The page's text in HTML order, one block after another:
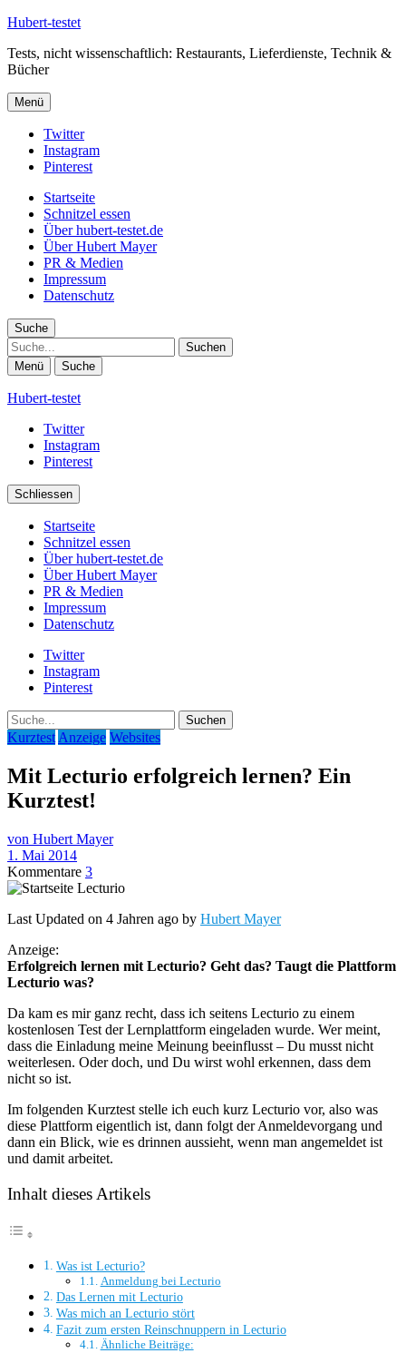
Hubert-testet
Tests, nicht wissenschaftlich: Restaurants, Lieferdienste, Technik &
Bücher
Menü
Twitter
Instagram
Pinterest
Startseite
Schnitzel essen
Über hubert-testet.de
Über Hubert Mayer
PR & Medien
Impressum
Datenschutz
Suche
Suche
Menü Suche
Hubert-testet
Twitter
Instagram
Pinterest
Schliessen
Startseite
Schnitzel essen
Über hubert-testet.de
Über Hubert Mayer
PR & Medien
Impressum
Datenschutz
Twitter
Instagram
Pinterest
Suche
Kurztest Anzeige Websites
Mit Lecturio erfolgreich lernen? Ein
Kurztest!
von Hubert Mayer
1. Mai 2014
Kommentare 3
Last Updated on 4 Jahren ago by Hubert Mayer
Anzeige:
Erfolgreich lernen mit Lecturio? Geht das? Taugt die Plattform
Lecturio was?
Da kam es mir ganz recht, dass ich seitens Lecturio zu einem
kostenlosen Test der Lernplattform eingeladen wurde. Wer meint,
dass die Einladung meine Meinung beeinflusst – Du musst nicht
weiterlesen. Oder doch, und Du wirst wohl erkennen, dass dem
nicht so ist.
Im folgenden Kurztest stelle ich euch kurz Lecturio vor, also was
diese Plattform eigentlich ist, dann folgt der Anmeldevorgang und
dann ein Blick, wie es drinnen aussieht, wenn man angemeldet ist
und damit arbeitet.
Inhalt dieses Artikels
Was ist Lecturio?
Anmeldung bei Lecturio
Das Lernen mit Lecturio
Was mich an Lecturio stört
Fazit zum ersten Reinschnuppern in Lecturio
Ähnliche Beiträge: